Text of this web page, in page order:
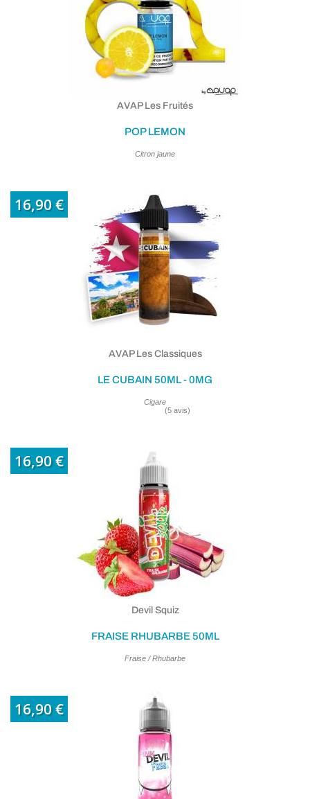
AVAP Les Fruités
POP LEMON
Citron jaune
16,90 €
AVAP Les Classiques
LE CUBAIN 50ML - 0MG
Cigare
16,90 €
Devil Squiz
FRAISE RHUBARBE 50ML
Fraise / Rhubarbe
16,90 €